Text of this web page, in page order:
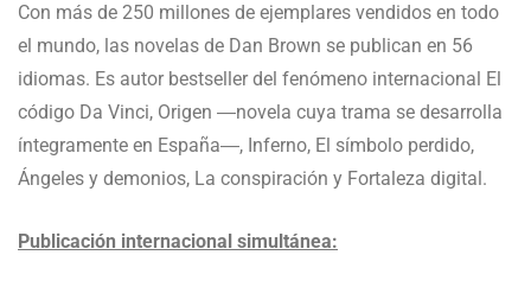
Con más de 250 millones de ejemplares vendidos en todo
el mundo, las novelas de Dan Brown se publican en 56
idiomas. Es autor bestseller del fenómeno internacional El
código Da Vinci, Origen ―novela cuya trama se desarrolla
íntegramente en España―, Inferno, El símbolo perdido,
Ángeles y demonios, La conspiración y Fortaleza digital.
Publicación internacional simultánea: